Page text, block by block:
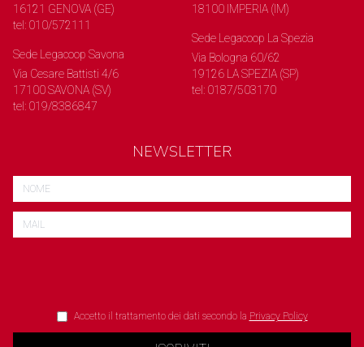
16121 GENOVA (GE)
tel: 010/572111
Sede Legacoop Savona
Via Cesare Battisti 4/6
17100 SAVONA (SV)
tel: 019/8386847
18100 IMPERIA (IM)
Sede Legacoop La Spezia
Via Bologna 60/62
19126 LA SPEZIA (SP)
tel: 0187/503170
NEWSLETTER
Accetto il trattamento dei dati secondo la Privacy Policy